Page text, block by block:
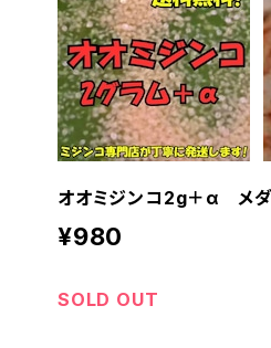
オオミジンコ2g＋α メ
¥980
SOLD OUT